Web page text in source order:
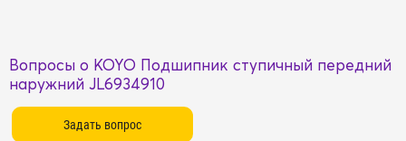
Вопросы о KOYO Подшипник ступичный передний
наружний JL6934910